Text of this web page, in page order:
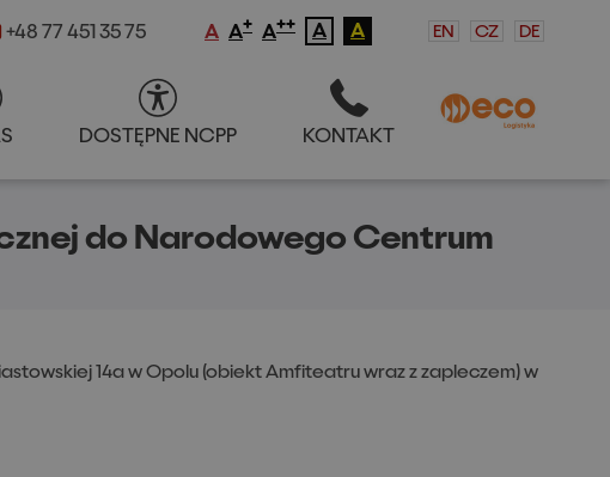
+48 77 451 35 75 A A+ A++ A A EN CZ DE
DOSTĘPNE NCPP KONTAKT
O NAS DOSTĘPNE NCPP KONTAKT
do Narodowego Centrum
14a w Opolu (obiekt Amfiteatru wraz z zapleczem) w